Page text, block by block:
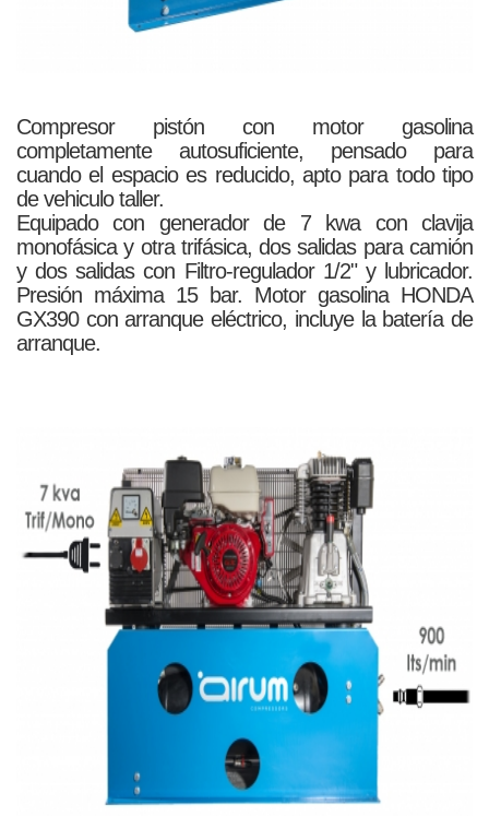
Compresor pistón con motor gasolina
completamente autosuficiente, pensado para
cuando el espacio es reducido, apto para todo tipo
de vehiculo taller.
Equipado con generador de 7 kwa con clavija
monofásica y otra trifásica, dos salidas para camión
y dos salidas con Filtro-regulador 1/2" y lubricador.
Presión máxima 15 bar. Motor gasolina HONDA
GX390 con arranque eléctrico, incluye la batería de
arranque.